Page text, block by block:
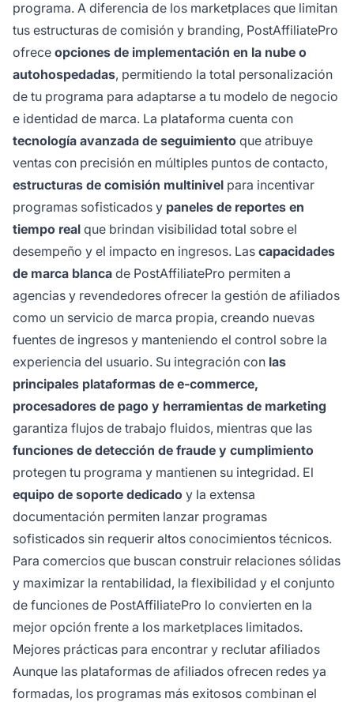
programa. A diferencia de los marketplaces que limitan
tus estructuras de comisión y branding, PostAffiliatePro
ofrece opciones de implementación en la nube o
autohospedadas, permitiendo la total personalización
de tu programa para adaptarse a tu modelo de negocio
e identidad de marca. La plataforma cuenta con
tecnología avanzada de seguimiento que atribuye
ventas con precisión en múltiples puntos de contacto,
estructuras de comisión multinivel para incentivar
programas sofisticados y paneles de reportes en
tiempo real que brindan visibilidad total sobre el
desempeño y el impacto en ingresos. Las capacidades
de marca blanca de PostAffiliatePro permiten a
agencias y revendedores ofrecer la gestión de afiliados
como un servicio de marca propia, creando nuevas
fuentes de ingresos y manteniendo el control sobre la
experiencia del usuario. Su integración con las
principales plataformas de e-commerce,
procesadores de pago y herramientas de marketing
garantiza flujos de trabajo fluidos, mientras que las
funciones de detección de fraude y cumplimiento
protegen tu programa y mantienen su integridad. El
equipo de soporte dedicado y la extensa
documentación permiten lanzar programas
sofisticados sin requerir altos conocimientos técnicos.
Para comercios que buscan construir relaciones sólidas
y maximizar la rentabilidad, la flexibilidad y el conjunto
de funciones de PostAffiliatePro lo convierten en la
mejor opción frente a los marketplaces limitados.
Mejores prácticas para encontrar y reclutar afiliados
Aunque las plataformas de afiliados ofrecen redes ya
formadas, los programas más exitosos combinan el